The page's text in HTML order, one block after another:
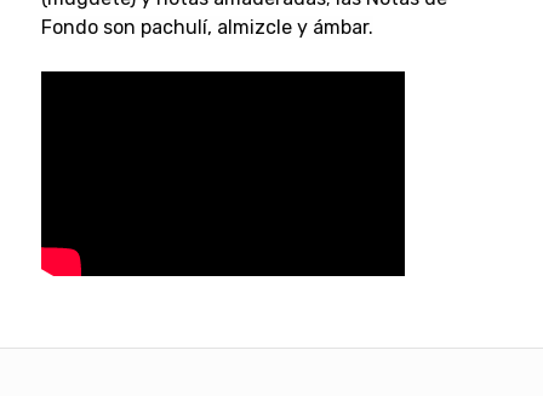
Fondo son pachulí, almizcle y ámbar.